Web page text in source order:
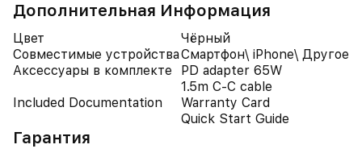
Дополнительная Информация
Цвет
Чёрный
Совместимые устройстваСмартфон\ iPhone\ Другое
Аксессуары в комплекте
PD adapter 65W
1.5m C-C cable
Included Documentation
Warranty Card
Quick Start Guide
Гарантия